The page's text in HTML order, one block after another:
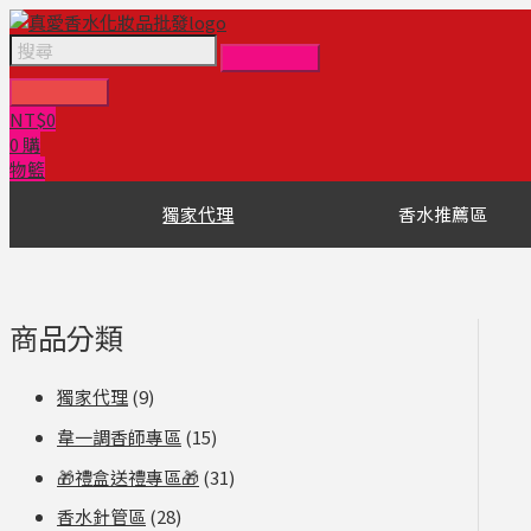
跳
至
主
要
內
容
NT$0
0 購
物籃
獨家代理
香水推薦區
商品分類
獨家代理(9)
韋一調香師專區 (15)
🎁禮盒送禮專區🎁 (31)
香水針管區(28)
原
始
價
目
前